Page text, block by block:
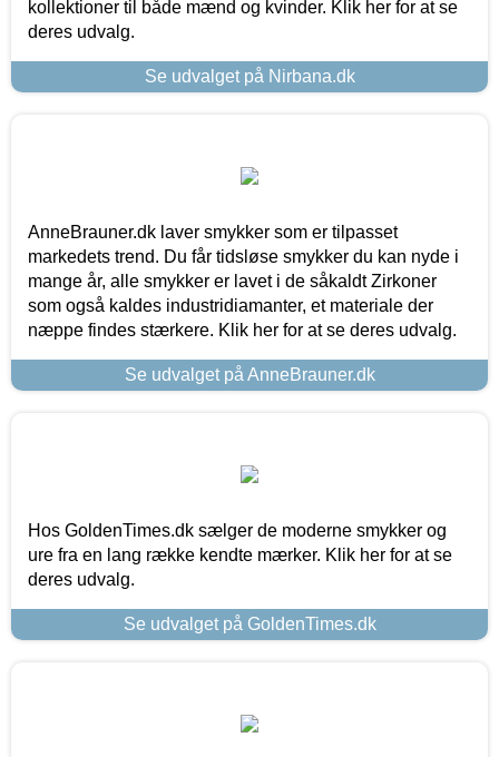
kollektioner til både mænd og kvinder. Klik her for at se
deres udvalg.
Se udvalget på Nirbana.dk
AnneBrauner.dk laver smykker som er tilpasset
markedets trend. Du får tidsløse smykker du kan nyde i
mange år, alle smykker er lavet i de såkaldt Zirkoner
som også kaldes industridiamanter, et materiale der
næppe findes stærkere. Klik her for at se deres udvalg.
Se udvalget på AnneBrauner.dk
Hos GoldenTimes.dk sælger de moderne smykker og
ure fra en lang række kendte mærker. Klik her for at se
deres udvalg.
Se udvalget på GoldenTimes.dk